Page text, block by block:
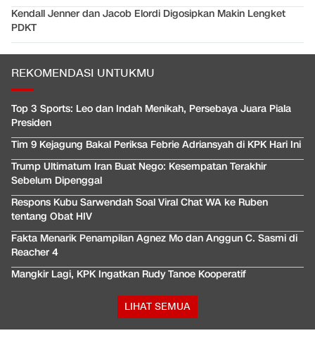
Kendall Jenner dan Jacob Elordi Digosipkan Makin Lengket
PDKT
REKOMENDASI UNTUKMU
Top 3 Sports: Leo dan Indah Menikah, Persebaya Juara Piala
Presiden
Tim 9 Kejagung Bakal Periksa Febrie Adriansyah di KPK Hari Ini
Trump Ultimatum Iran Buat Nego: Kesempatan Terakhir
Sebelum Dipenggal
Respons Kubu Sarwendah Soal Viral Chat WA ke Ruben
tentang Obat HIV
Fakta Menarik Penampilan Agnez Mo dan Anggun C. Sasmi di
Reacher 4
Mangkir Lagi, KPK Ingatkan Rudy Tanoe Kooperatif
LIHAT SEMUA